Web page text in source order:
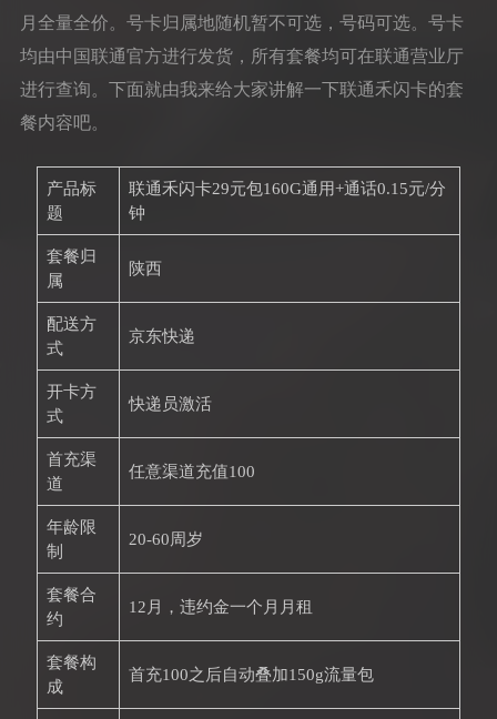
月全量全价。号卡归属地随机暂不可选，号码可选。号卡
均由中国联通官方进行发货，所有套餐均可在联通营业厅
进行查询。下面就由我来给大家讲解一下联通禾闪卡的套
餐内容吧。
产品标
题
联通禾闪卡29元包160G通用+通话0.15元/分
钟
套餐归
属
陕西
配送方
式
京东快递
开卡方
式
快递员激活
首充渠
道
任意渠道充值100
年龄限
制
20-60周岁
套餐合
约
12月，违约金一个月月租
套餐构
成
首充100之后自动叠加150g流量包